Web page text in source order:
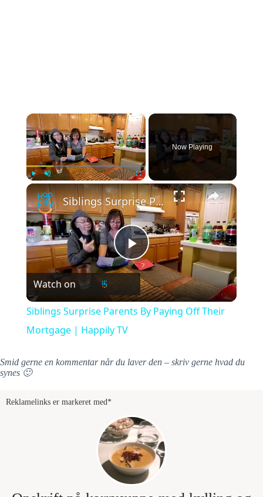
×
Unmute Fullscreen
Now Playing
×
P
l
y
d
Siblings Surprise Parents By Paying Off Their Mortgage | Happily TV
Watch on
Siblings Surprise Parents By Paying Off Their
Mortgage | Happily TV
Smid gerne en kommentar når du laver den – skriv gerne hvad du
synes 🙂
Reklamelinks er markeret med*